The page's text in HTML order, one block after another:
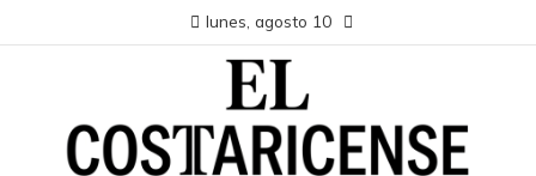
lunes, agosto 10